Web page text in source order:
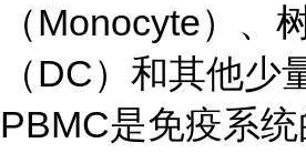
（Monocyte）、
（DC）和其他少
PBMC是免疫系